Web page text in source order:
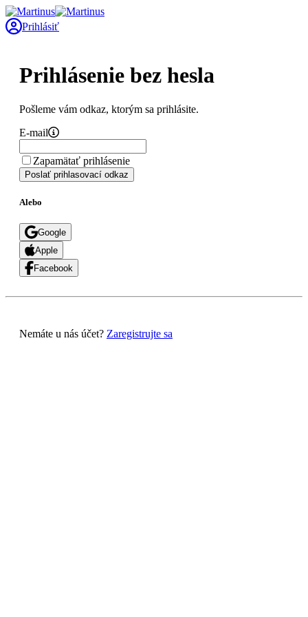
Prihlásiť
Prihlásenie bez hesla
Pošleme vám odkaz, ktorým sa prihlásite.
E-mail
Zapamätať prihlásenie
Poslať prihlasovací odkaz
Alebo
Google
Apple
Facebook
Nemáte u nás účet? Zaregistrujte sa